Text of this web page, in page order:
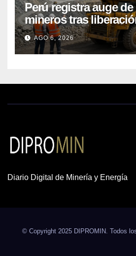
Perú registra auge
mineros tras
de mil concesiones
cobre y oro
AGO 6, 2026
Diario Digital de Minería y Energía
© Copyright 2025 DIPROMIN. Todos